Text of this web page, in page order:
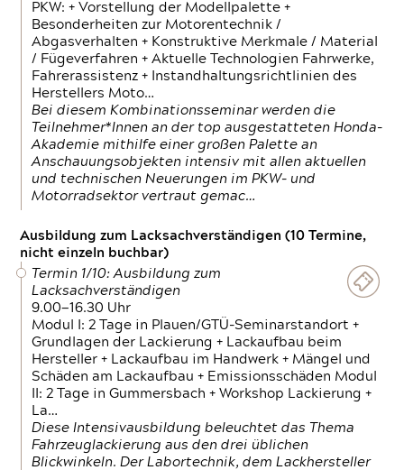
PKW: + Vorstellung der Modellpalette +
Besonderheiten zur Motorentechnik /
Abgasverhalten + Konstruktive Merkmale / Material
/ Fügeverfahren + Aktuelle Technologien Fahrwerke,
Fahrerassistenz + Instandhaltungsrichtlinien des
Herstellers Moto…
Bei diesem Kombinationsseminar werden die
Teilnehmer*Innen an der top ausgestatteten Honda-
Akademie mithilfe einer großen Palette an
Anschauungsobjekten intensiv mit allen aktuellen
und technischen Neuerungen im PKW- und
Motorradsektor vertraut gemac…
Ausbildung zum Lacksachverständigen (10 Termine,
nicht einzeln buchbar)
Termin 1/10: Ausbildung zum
Lacksachverständigen
9.00—16.30 Uhr
Modul I: 2 Tage in Plauen/GTÜ-Seminarstandort +
Grundlagen der Lackierung + Lackaufbau beim
Hersteller + Lackaufbau im Handwerk + Mängel und
Schäden am Lackaufbau + Emissionsschäden Modul
II: 2 Tage in Gummersbach + Workshop Lackierung +
La…
Diese Intensivausbildung beleuchtet das Thema
Fahrzeuglackierung aus den drei üblichen
Blickwinkeln. Der Labortechnik, dem Lackhersteller